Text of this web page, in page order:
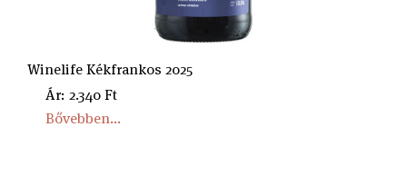
Winelife Kékfrankos 2025
Ár: 2.340 Ft
Bővebben...